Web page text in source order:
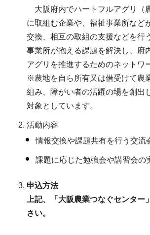
大阪府内でハートフルアグリ（
に取組む企業や、福祉事業所など
交換、相互の取組の支援などを行
事業所が抱える課題を解決し、府
アグリを推進するためのネットワ
※農地を自ら所有又は借受けて農
組み、障がい者の活躍の場を創出
対象としています。
活動内容
情報交換や課題共有を行う交流
課題に応じた勉強会や講習会の
申込方法
上記、「大阪農業つなぐセンター
さい。